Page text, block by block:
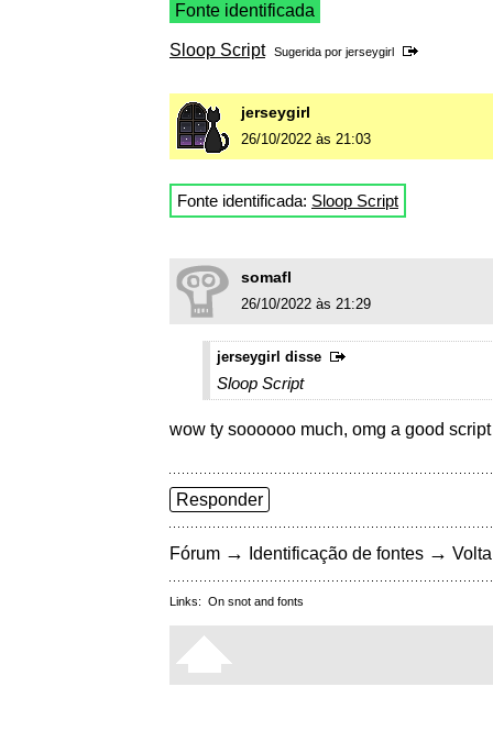
Fonte identificada
Sloop Script Sugerida por jerseygirl
jerseygirl
26/10/2022 às 21:03
Fonte identificada: Sloop Script
somafl
26/10/2022 às 21:29
jerseygirl disse
Sloop Script
wow ty soooooo much, omg a good
Responder
Fórum → Identificação de fontes →
Links: On snot and fonts